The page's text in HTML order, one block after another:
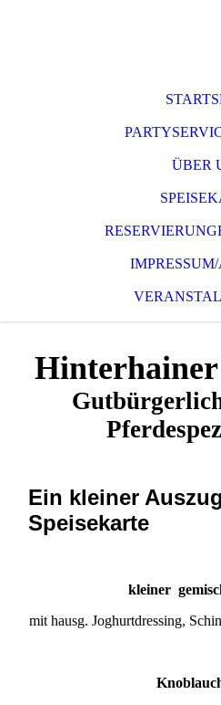
ÜBER
Ein kleiner
Speisekarte
kleiner
mit hausg. Joghurtdressing,